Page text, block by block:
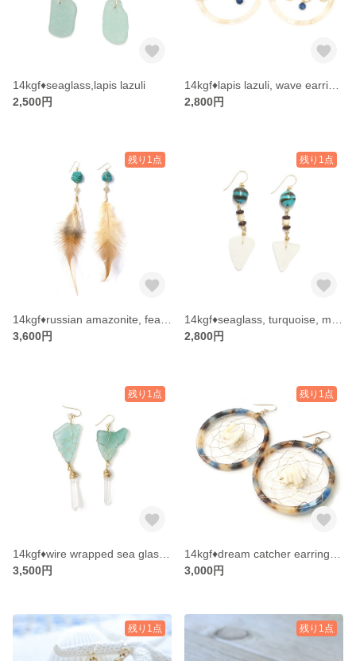
14kgf♦︎seaglass,lapis lazuli
2,500円
2,800円
残り1点
3,600円
残り1点
2,800円
残り1点
3,500円
残り1点
3,000円
残り1点 残り1点